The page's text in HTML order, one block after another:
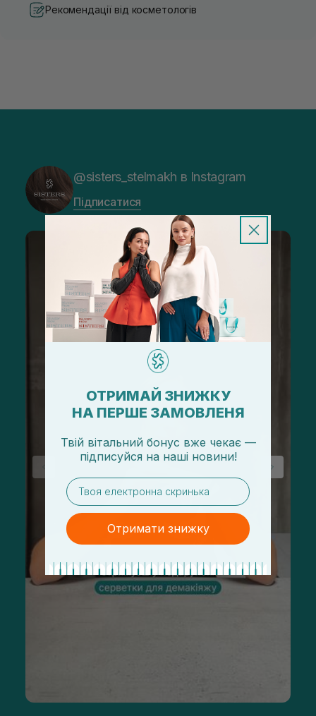
Рекомендації від косметологів
@sisters_stelmakh в Instagram
Підписатися
ОТРИМАЙ ЗНИЖКУ
НА ПЕРШЕ ЗАМОВЛЕНЯ
Твій вітальний бонус вже чекає —
підписуйся на наші новини!
email
Отримати знижку